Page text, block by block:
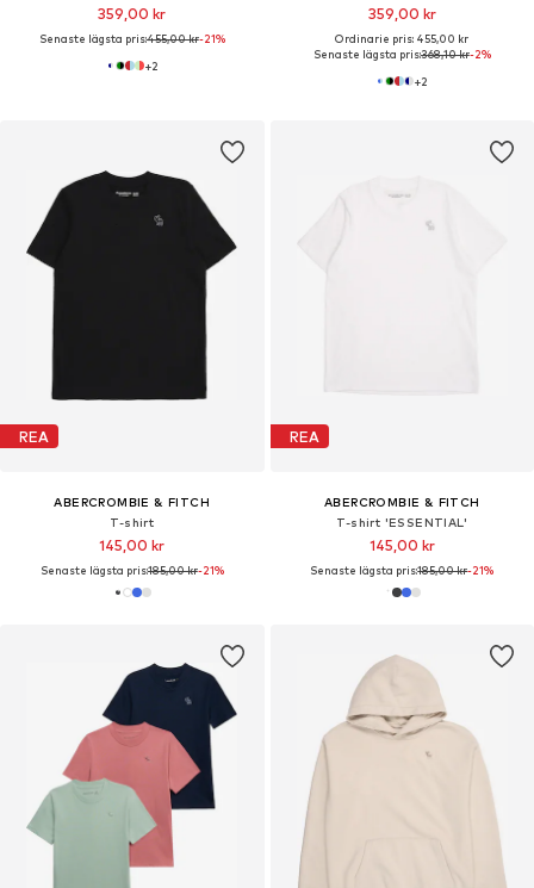
359,00 kr
Senaste lägsta pris:455,00 kr-21%
+2
359,00 kr
Ordinarie pris: 455,00 kr
Senaste lägsta pris:368,10 kr-2%
+2
REA
ABERCROMBIE & FITCH
T-shirt
145,00 kr
Senaste lägsta pris:185,00 kr-21%
REA
ABERCROMBIE & FITCH
T-shirt 'ESSENTIAL'
145,00 kr
Senaste lägsta pris:185,00 kr-21%